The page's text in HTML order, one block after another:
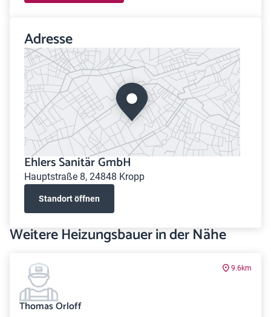
Adresse
Ehlers Sanitär GmbH
Hauptstraße 8, 24848 Kropp
Standort öffnen
Weitere Heizungsbauer in der Nähe
9.6km
Thomas Orloff